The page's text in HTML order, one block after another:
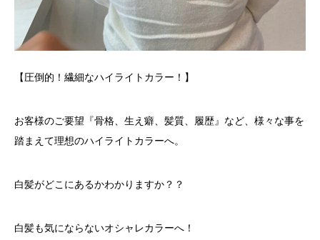
【圧倒的！繊細なハイライトカラー！】
お客様のご要望『骨格、生え癖、髪質、履歴』など、様々な事を
踏まえて理想のハイライトカラーへ。
白髪がどこにあるかわかりますか？？
白髪も気にならないオシャレカラーへ！